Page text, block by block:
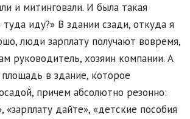
и митинговали. И была такая
иду?» В здании сзади, откуда я
люди зарплату получают вовремя,
руководитель, хозяин компании. А
в здание, которое
причем абсолютно резонно:
«зарплату дайте», «детские пособия